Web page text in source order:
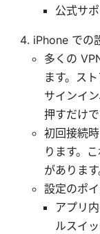
公式サ
iPhone での
多くの
ます。ス
サインイ
押すだけで
初回接続
ります。
があります
設定のポ
アプリ
ルスイ